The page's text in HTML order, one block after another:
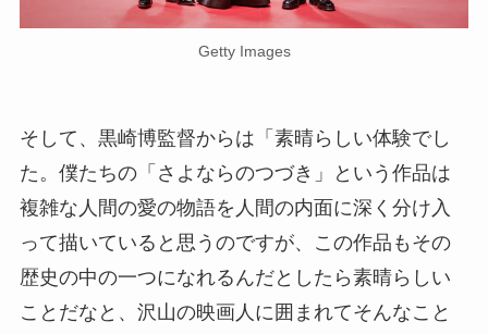
Getty Images
そして、黒崎博監督からは「素晴らしい体験でし
た。僕たちの「さよならのつづき」という作品は
複雑な人間の愛の物語を人間の内面に深く分け入
って描いていると思うのですが、この作品もその
歴史の中の一つになれるんだとしたら素晴らしい
ことだなと、沢山の映画人に囲まれてそんなこと